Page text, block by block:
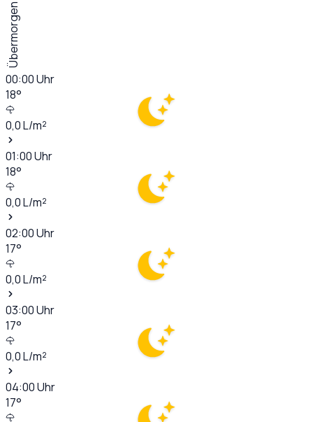
Übermorgen
00:00Uhr
18°
0,0L/m²
01:00Uhr
18°
0,0L/m²
02:00Uhr
17°
0,0L/m²
03:00Uhr
17°
0,0L/m²
04:00Uhr
17°